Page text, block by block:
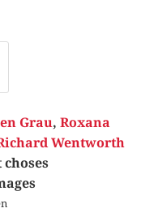
Grau, Roxana
Wentworth